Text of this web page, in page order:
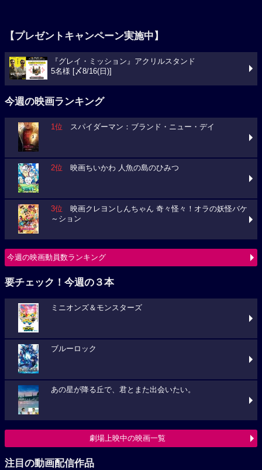
【プレゼントキャンペーン実施中】
『グレイ・ミッション』アクリルスタンド
5名様 [〆8/16(日)]
今週の映画ランキング
1位 スパイダーマン：ブランド・ニュー・デイ
2位 映画ちいかわ 人魚の島のひみつ
3位 映画クレヨンしんちゃん 奇々怪々！オラの妖怪バケ
～ション
今週の映画動員数ランキング
要チェック！今週の３本
ミニオンズ＆モンスターズ
ブルーロック
あの星が降る丘で、君とまた出会いたい。
劇場上映中の映画一覧
注目の動画配信作品